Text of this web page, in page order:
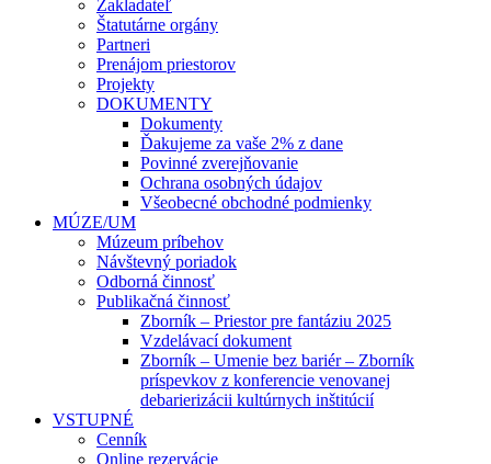
Zakladateľ
Štatutárne orgány
Partneri
Prenájom priestorov
Projekty
DOKUMENTY
Dokumenty
Ďakujeme za vaše 2% z dane
Povinné zverejňovanie
Ochrana osobných údajov
Všeobecné obchodné podmienky
MÚZE/UM
Múzeum príbehov
Návštevný poriadok
Odborná činnosť
Publikačná činnosť
Zborník – Priestor pre fantáziu 2025
Vzdelávací dokument
Zborník – Umenie bez bariér – Zborník
príspevkov z konferencie venovanej
debarierizácii kultúrnych inštitúcií
VSTUPNÉ
Cenník
Online rezervácie